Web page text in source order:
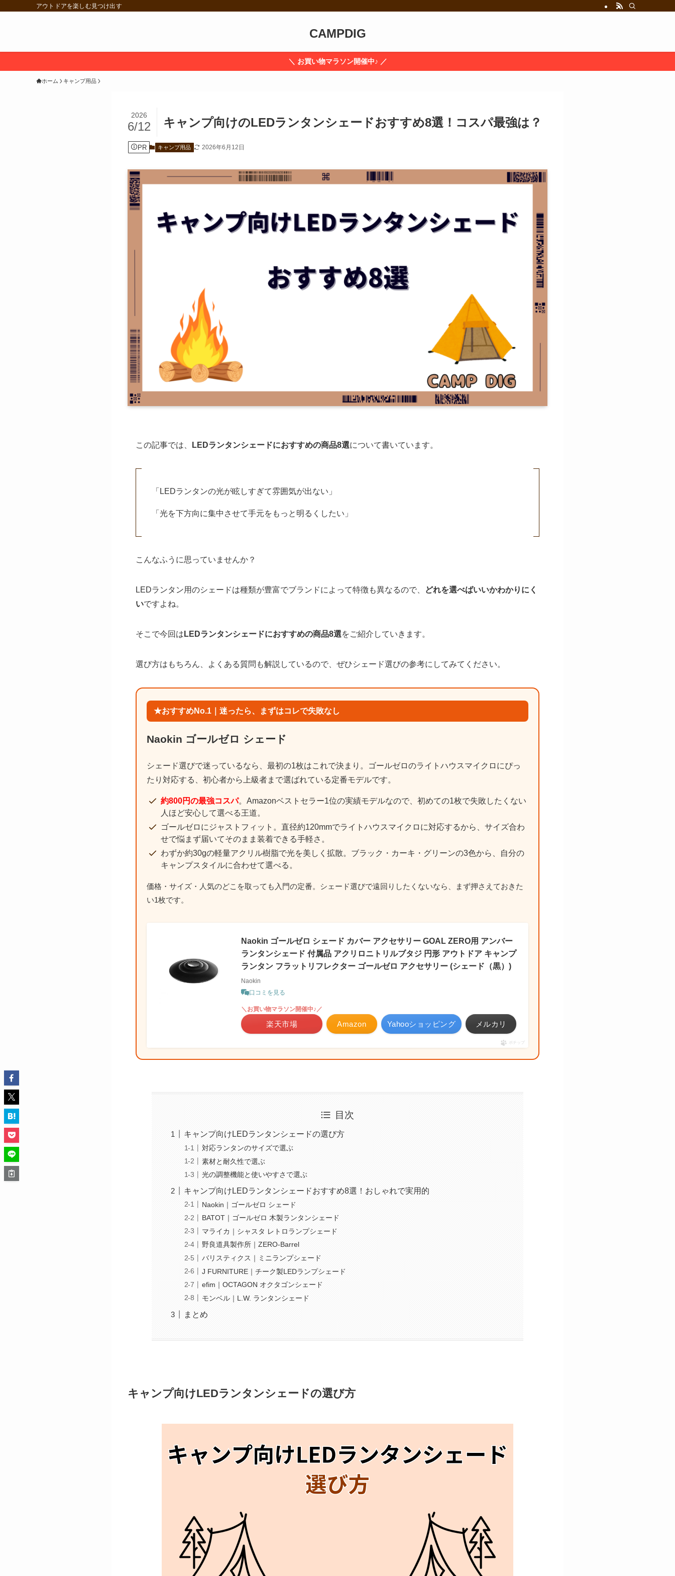
アウトドアを楽しむ見つけ出す
CAMPDIG
＼ お買い物マラソン開催中♪ ／
ホーム キャンプ用品
キャンプ向けのLEDランタンシェードおすすめ8選！コスパ最強は？
2026
6/12
PR キャンプ用品 2026年6月12日
この記事では、 LEDランタンシェードにおすすめの商品8選について書いています。
「LEDランタンの光が眩しすぎて雰囲気が出ない」
「光を下方向に集中させて手元をもっと明るくしたい」
こんなふうに思っていませんか？
LEDランタン用のシェードは種類が豊富でブランドによって特徴も異なるので、
どれを選べばいいかわかりにく
いですよね。
そこで今回は LEDランタンシェードにおすすめの商品8選をご紹介していきます。
選び方はもちろん、よくある質問も解説しているので、ぜひシェード選びの参考にしてみてください。
★おすすめNo.1｜迷ったら、まずはコレで失敗なし
Naokin ゴールゼロ シェード
シェード選びで迷っているなら、最初の1枚はこれで決まり。ゴールゼロのライトハウスマイクロにぴっ
たり対応する、初心者から上級者まで選ばれている定番モデルです。
約800円の最強コスパ。Amazonベストセラー1位の実績モデルなので、初めての1枚で失敗したくない
人ほど安心して選べる王道。
ゴールゼロにジャストフィット。直径約120mmでライトハウスマイクロに対応するから、サイズ合わ
せで悩まず届いてそのまま装着できる手軽さ。
わずか約30gの軽量アクリル樹脂で光を美しく拡散。ブラック・カーキ・グリーンの3色から、自分の
キャンプスタイルに合わせて選べる。
価格・サイズ・人気のどこを取っても入門の定番。シェード選びで遠回りしたくないなら、まず押さえておきた
い1枚です。
Naokin ゴールゼロ シェード カバー アクセサリー GOAL ZERO用 アンバー
ランタンシェード 付属品 アクリロニトリルブタジ 円形 アウトドア キャンプ
ランタン フラットリフレクター ゴールゼロ アクセサリー (シェード（黒）)
Naokin
口コミを見る
Amazon
＼お買い物マラソン開催中♪／
楽天市場 Yahooショッピング メルカリ
ポチップ
目次
キャンプ向けLEDランタンシェードの選び方
対応ランタンのサイズで選ぶ
素材と耐久性で選ぶ
光の調整機能と使いやすさで選ぶ
キャンプ向けLEDランタンシェードおすすめ8選！おしゃれで実用的
Naokin｜ゴールゼロ シェード
BATOT｜ゴールゼロ 木製ランタンシェード
マライカ｜シャスタ レトロランプシェード
野良道具製作所｜ZERO-Barrel
バリスティクス｜ミニランプシェード
J FURNITURE｜チーク製LEDランプシェード
efim｜OCTAGON オクタゴンシェード
モンベル｜L.W. ランタンシェード
まとめ
キャンプ向けLEDランタンシェードの選び方